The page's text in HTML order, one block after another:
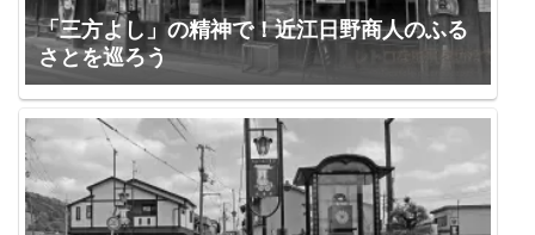
「三方よし」の精神で！近江日野商人のふる
さとを巡ろう